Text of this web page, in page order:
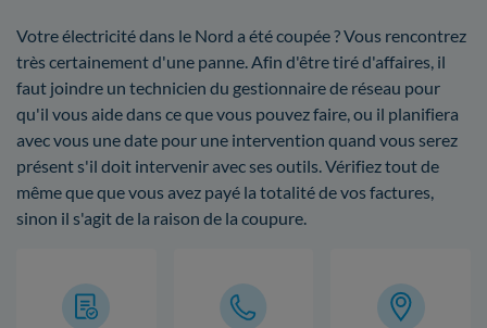
Votre électricité dans le Nord a été coupée ? Vous rencontrez
très certainement d'une panne. Afin d'être tiré d'affaires, il
faut joindre un technicien du gestionnaire de réseau pour
qu'il vous aide dans ce que vous pouvez faire, ou il planifiera
avec vous une date pour une intervention quand vous serez
présent s'il doit intervenir avec ses outils. Vérifiez tout de
même que que vous avez payé la totalité de vos factures,
sinon il s'agit de la raison de la coupure.